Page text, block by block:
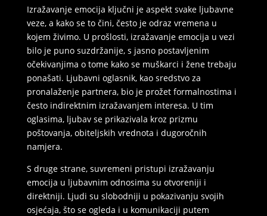
Izražavanje emocija ključni je aspekt svake ljubavne
veze, a kako se to čini, često je odraz vremena u
kojem živimo. U prošlosti, izražavanje emocija u vezi
bilo je puno suzdržanije, s jasno postavljenim
očekivanjima o tome kako se muškarci i žene trebaju
ponašati. Ljubavni oglasnik, kao sredstvo za
pronalaženje partnera, bio je prožet formalnostima i
često indirektnim izražavanjem interesa. U tim
oglasima, ljubav se prikazivala kroz prizmu
poštovanja, obiteljskih vrednota i dugoročnih
namjera.
S druge strane, suvremeni pristupi izražavanju
emocija u ljubavnim odnosima su otvoreniji i
direktniji. Ljudi su slobodniji u pokazivanju svojih
osjećaja, što se ogleda i u komunikaciji putem